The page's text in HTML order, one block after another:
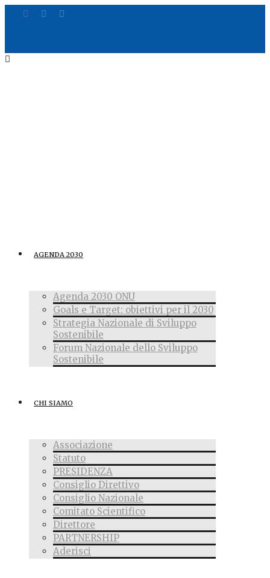
AGENDA 2030
Agenda 2030 ONU
Goals e Target: obiettivi per il 2030
Strategia Nazionale di Sviluppo
Sostenibile
Forum Nazionale dello Sviluppo
Sostenibile
CHI SIAMO
Associazione
Statuto
PRESIDENZA
Consiglio Direttivo
Consiglio Nazionale
Comitato Scientifico
Direttore
PARTNERSHIP
Aderisci